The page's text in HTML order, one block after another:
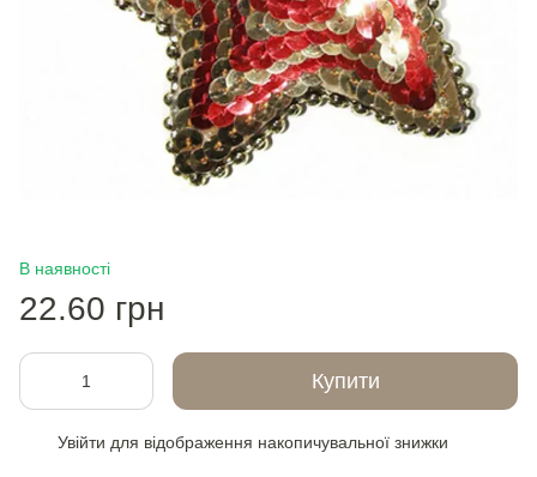
В наявності
22.60 грн
Купити
Увійти для відображення накопичувальної знижки